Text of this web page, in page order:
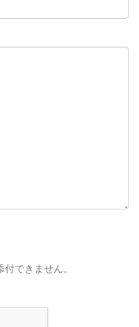
できません。